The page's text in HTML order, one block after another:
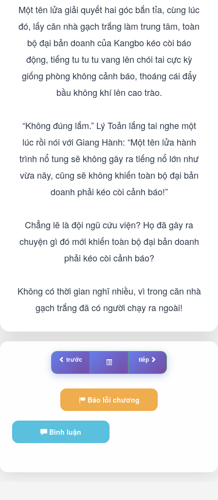
Một tên lửa giải quyết hai góc bắn tỉa, cùng lúc
đó, lấy căn nhà gạch trắng làm trung tâm, toàn
bộ đại bản doanh của Kangbo kéo còi báo
động, tiếng tu tu tu vang lên chói tai cực kỳ
giống phòng không cảnh báo, thoáng cái đẩy
bầu không khí lên cao trào.
“Không đúng lắm.” Lý Toản lắng tai nghe một
lúc rồi nói với Giang Hành: “Một tên lửa hành
trình nổ tung sẽ không gây ra tiếng nổ lớn như
vừa nãy, cũng sẽ không khiến toàn bộ đại bản
doanh phải kéo còi cảnh báo!”
Chẳng lẽ là đội ngũ cứu viện? Họ đã gây ra
chuyện gì đó mới khiến toàn bộ đại bản doanh
phải kéo còi cảnh báo?
Không có thời gian nghĩ nhiều, vì trong căn nhà
gạch trắng đã có người chạy ra ngoài!
trước tiếp
Báo lỗi chương
Bình luận